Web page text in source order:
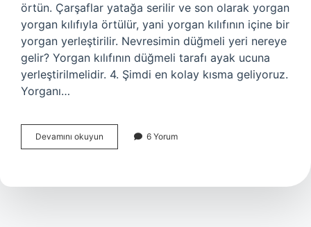
örtün. Çarşaflar yatağa serilir ve son olarak yorgan
yorgan kılıfıyla örtülür, yani yorgan kılıfının içine bir
yorgan yerleştirilir. Nevresimin düğmeli yeri nereye
gelir? Yorgan kılıfının düğmeli tarafı ayak ucuna
yerleştirilmelidir. 4. Şimdi en kolay kısma geliyoruz.
Yorganı…
Devamını okuyun Battaniyeye
Nevresim
6 Yorum